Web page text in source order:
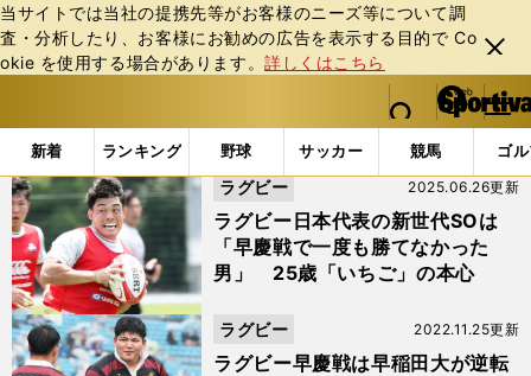
当サイトでは当社の提携先等がお客様のニーズ等について調
査・分析したり、お客様にお勧めの広告を表⽰する⽬的で Co
okie を使⽤する場合があります。詳しくはこちら
閉じ
る
web Sportiva (webスポルティーバ)
検索
マイペ
ー
ジ
メニュ
新着 ランキング 野球 サッカー 競馬 ゴ
b
ス
ポ
ル
テ
ィ
ー
バ
「#中楠一期」の最新ニュース・ 情報
ラグビー日本代表の新世代SOは
「早慶戦で一度も勝てなかった
男」 25歳「いちご」の本心
2025.06.26更新
ラグビー
ラグビー早慶戦は早稲田大が逆転
2022.11.25更新
ラグビー